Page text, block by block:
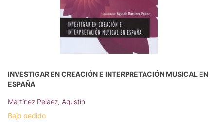
INVESTIGAR EN CREACIÓN E INTERPRETACIÓN MUSICAL EN
ESPAÑA
Martínez Peláez, Agustín
Bajo pedido